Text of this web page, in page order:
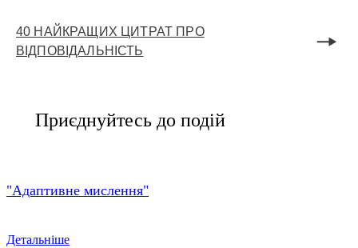
40 НАЙКРАЩИХ ЦИТРАТ ПРО
ВІДПОВІДАЛЬНІСТЬ
Приєднуйтесь до подій
"Адаптивне мислення"
Детальніше